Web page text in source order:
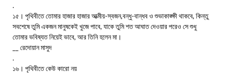
.
১৫। পৃথিবীতে তোমার হাজার হাজার আত্মীয়-স্বজন,বন্ধু-বান্ধব ও শুভাকাঙ্ক্ষী থাকবে, কিন্তু
সবশেষে তুমি একজন মানুষকেই খুজে পাবে, যাকে তুমি শত আঘাত দেওয়ার পরেও সে শুধু
তোমার ভবিষ্যত নিয়েই ভাবে, আর তিনি হলেন মা।
__ রেদোয়ান মাসুদ
.
১৬। পৃথিবীতে কেউ কারো নয়